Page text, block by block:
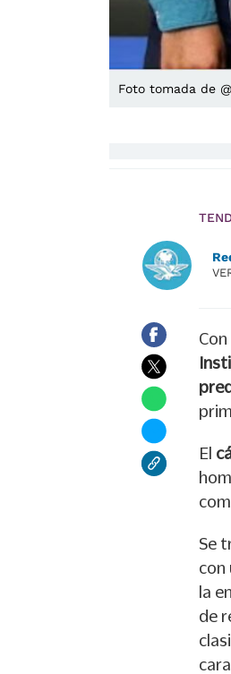
Foto tomada de
El
Se
con
la
de